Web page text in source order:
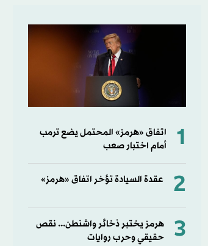
1
اتفاق «هرمز» المحتمل يضع ترمب
أمام اختبار صعب
2 عقدة السيادة تؤخر اتفاق «هرمز»
3
هرمز يختبر ذخائر واشنطن... نقص
حقيقي وحرب روايات